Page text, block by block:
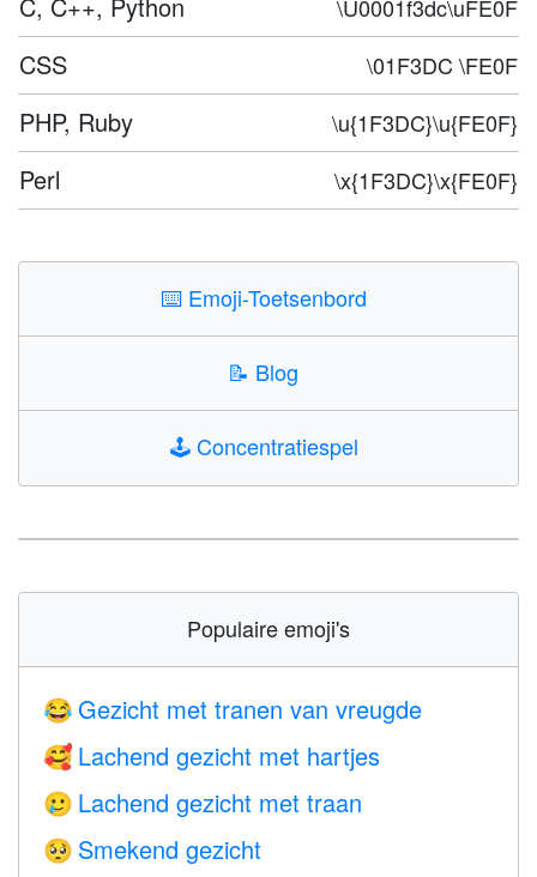
\U0001f3dc\uFE0F
CSS \01F3DC \FE0F
PHP, Ruby \u{1F3DC}\u{FE0F}
Perl \x{1F3DC}\x{FE0F}
⌨️ Emoji-Toetsenbord
📝 Blog
🕹️Concentratiespel
Populaire emoji's
😂 Gezicht met tranen van vreugde
🥰 Lachend gezicht met hartjes
🥲 Lachend gezicht met traan
🥺 Smekend gezicht